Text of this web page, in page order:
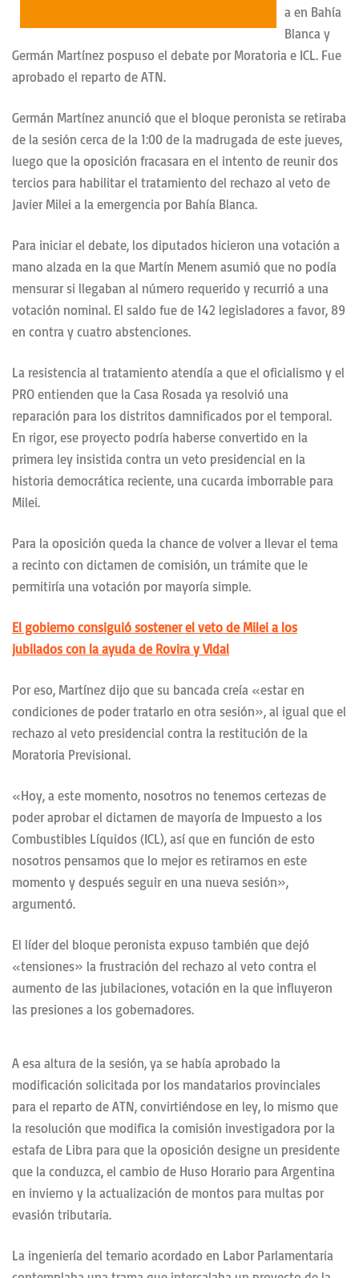
a en Bahía
Blanca y
Germán Martínez pospuso el debate por Moratoria e ICL. Fue
aprobado el reparto de ATN.
Germán Martínez anunció que el bloque peronista se retiraba
de la sesión cerca de la 1:00 de la madrugada de este jueves,
luego que la oposición fracasara en el intento de reunir dos
tercios para habilitar el tratamiento del rechazo al veto de
Javier Milei a la emergencia por Bahía Blanca.
Para iniciar el debate, los diputados hicieron una votación a
mano alzada en la que Martín Menem asumió que no podía
mensurar si llegaban al número requerido y recurrió a una
votación nominal. El saldo fue de 142 legisladores a favor, 89
en contra y cuatro abstenciones.
La resistencia al tratamiento atendía a que el oficialismo y el
PRO entienden que la Casa Rosada ya resolvió una
reparación para los distritos damnificados por el temporal.
En rigor, ese proyecto podría haberse convertido en la
primera ley insistida contra un veto presidencial en la
historia democrática reciente, una cucarda imborrable para
Milei.
Para la oposición queda la chance de volver a llevar el tema
a recinto con dictamen de comisión, un trámite que le
permitiría una votación por mayoría simple.
El gobierno consiguió sostener el veto de Milei a los
jubilados con la ayuda de Rovira y Vidal
Por eso, Martínez dijo que su bancada creía «estar en
condiciones de poder tratarlo en otra sesión», al igual que el
rechazo al veto presidencial contra la restitución de la
Moratoria Previsional.
«Hoy, a este momento, nosotros no tenemos certezas de
poder aprobar el dictamen de mayoría de Impuesto a los
Combustibles Líquidos (ICL), así que en función de esto
nosotros pensamos que lo mejor es retirarnos en este
momento y después seguir en una nueva sesión»,
argumentó.
El líder del bloque peronista expuso también que dejó
«tensiones» la frustración del rechazo al veto contra el
aumento de las jubilaciones, votación en la que influyeron
las presiones a los gobernadores.
A esa altura de la sesión, ya se había aprobado la
modificación solicitada por los mandatarios provinciales
para el reparto de ATN, convirtiéndose en ley, lo mismo que
la resolución que modifica la comisión investigadora por la
estafa de Libra para que la oposición designe un presidente
que la conduzca, el cambio de Huso Horario para Argentina
en invierno y la actualización de montos para multas por
evasión tributaria.
La ingeniería del temario acordado en Labor Parlamentaria